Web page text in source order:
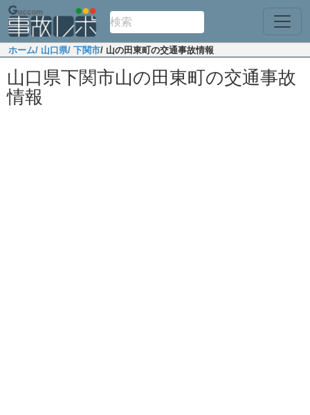
ホーム/ 山口県/ 下関市/ 山の田東町の交通事故情報
山口県下関市山の田東町の交通事故
情報